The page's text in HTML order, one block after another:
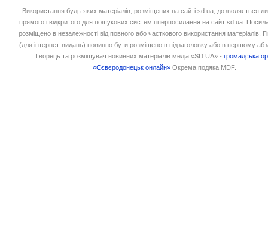
Використання будь-яких матеріалів, розміщених на сайті sd.ua, дозволяється
прямого і відкритого для пошукових систем гіперпосилання на сайт sd.ua.
розміщено в незалежності від повного або часткового використання матеріалів.
(для інтернет-видань) повинно бути розміщено в підзаголовку або в першому
Творець та розміщувач новинних матеріалів медіа «SD.UA» -громадська
«Сєвєродонецьк онлайн» Окрема подяка MDF.